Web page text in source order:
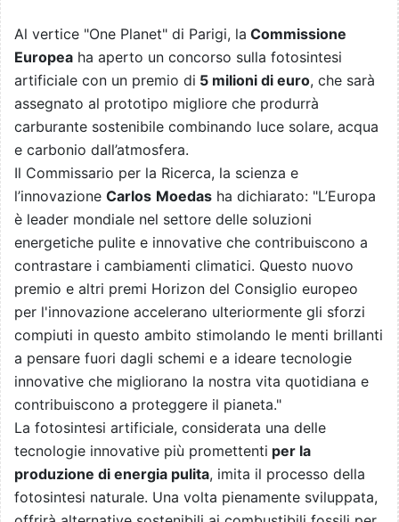
Al vertice "One Planet" di Parigi, la Commissione
Europea ha aperto un concorso sulla fotosintesi
artificiale con un premio di 5 milioni di euro, che sarà
assegnato al prototipo migliore che produrrà
carburante sostenibile combinando luce solare, acqua
e carbonio dall’atmosfera.
Il Commissario per la Ricerca, la scienza e
l’innovazione Carlos Moedas ha dichiarato: "L’Europa
è leader mondiale nel settore delle soluzioni
energetiche pulite e innovative che contribuiscono a
contrastare i cambiamenti climatici. Questo nuovo
premio e altri premi Horizon del Consiglio europeo
per l'innovazione accelerano ulteriormente gli sforzi
compiuti in questo ambito stimolando le menti brillanti
a pensare fuori dagli schemi e a ideare tecnologie
innovative che migliorano la nostra vita quotidiana e
contribuiscono a proteggere il pianeta."
La fotosintesi artificiale, considerata una delle
tecnologie innovative più promettenti per la
produzione di energia pulita, imita il processo della
fotosintesi naturale. Una volta pienamente sviluppata,